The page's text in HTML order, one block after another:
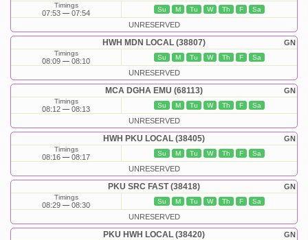
Timings
07:53 07:54 Su M Tu W Th F Sa
UNRESERVED
GN
HWH MDN LOCAL (38807)
Timings
08:09 08:10 Su M Tu W Th F Sa
UNRESERVED
GN
MCA DGHA EMU (68113)
Timings
08:12 08:13 Su M Tu W Th F Sa
UNRESERVED
GN
HWH PKU LOCAL (38405)
Timings
08:16 08:17 Su M Tu W Th F Sa
UNRESERVED
GN
PKU SRC FAST (38418)
Timings
08:29 08:30 Su M Tu W Th F Sa
UNRESERVED
GN
PKU HWH LOCAL (38420)